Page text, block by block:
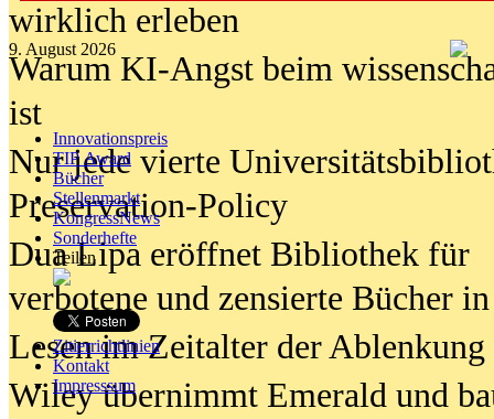
9. August 2026
Innovationspreis
TIP Award
Bücher
Stellenmarkt
KongressNews
Sonderhefte
Teilen
Zitierrichtlinien
Kontakt
Impresssum
wirklich erleben
Warum KI-Angst beim
ist
Nur jede vierte
Preservation-Policy
Dua Lipa eröffnet Bibliothek für
verbotene und zensierte Bücher
Lesen im Zeitalter der Ablenkung
Wiley übernimmt Emerald und